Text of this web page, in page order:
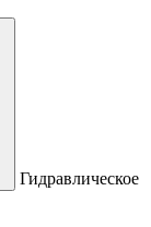
Гидравлическое